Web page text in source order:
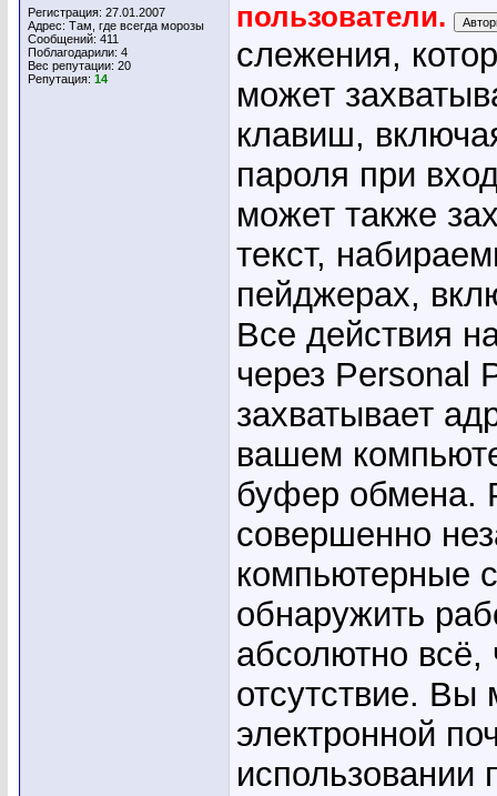
Регистрация: 27.01.2007
Адрес: Там, где всегда морозы
Сообщений: 411
Поблагодарили: 4
Вес репутации: 20
Репутация: 14
пользователи.
слежения,
может
клавиш,
пароля при
может также
текст,
пейджерах,
Все действия
через Personal
захватывает
вашем
буфер обмена.
совершенно
компьютерные
обнаружить
абсолютно
отсутствие. Вы
электронной
использовании